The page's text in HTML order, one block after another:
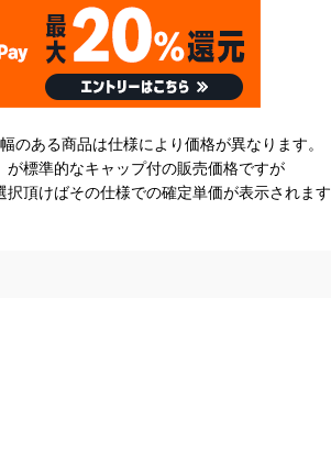
ある商品は仕様により価格が異なります。
が標準的なキャップ付の販売価格ですが
択頂けばその仕様での確定単価が表示されま